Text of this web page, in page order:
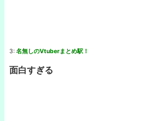
3: 名無しのVtuberまとめ駅！
面白すぎる